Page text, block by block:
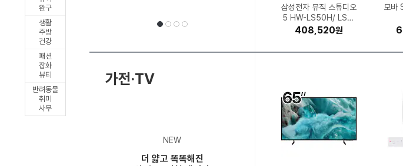
완구
생활
주방
건강
패션
잡화
뷰티
반려동물
취미
사무
삼성전자 뮤직 스튜디오
5 HW-LS50H/ LS51
H (정품)
408,520원
모바
신성통상 프로젝트엠 남
성 조직변형 슬릿 카라
티_EPE2TT1101
11,484원
삼성
유니레버 도브 센서티브
스킨 뷰티 바 106g(미
국산) (16개)
31,800원
삼성
APPLE 2025 iPad Pr
o 11 M5 (256GB)
1,689,590원
듀
사
스파클 생수 무라벨 2L
(30개)
15,020원
코스
라
GIGABYTE B650M
K 제이씨현
110,240원
엑스
스라이부 핸디 마사지
(MD01) (해외구매)
35,250원
에이
스트
팅크웨어 아이나비 Z9
900 2채널 (32GB)
126,220원
LG
LG생활건강 피지(FIJI)
모락셀라 냄새제거 뽀송
한 코튼향 2.1L (1개)
14,720원
삼성
윈
LG전자 휘센 SQ06EZ
1WBS ((전국)기본설치
비 포함)
524,990원
동서
드
가전·TV
NEW
더 얇고 똑똑해진